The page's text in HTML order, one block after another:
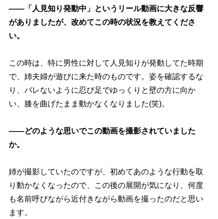
――「人見知り発動中」というリール動画に大きな反響
がありましたが、改めてこの時の状況を教えてくださ
い。
この時は、特に男性に対して人見知りが発動してた時期
で、姉夫婦が遊びに来た時のものです。姿を確認するな
り、バレないように忍び足でゆっくりと壁の方に向か
い、膝を曲げたまま動かなくなりました(笑)。
――どのような思いでこの動画を撮影されていました
か。
姉が撮影していたのですが、初めてあのような行動を取
り動かなくなったので、この後の展開が気になり、何度
も名前呼びながら近付きながら動画を撮ったのだと思い
ます。